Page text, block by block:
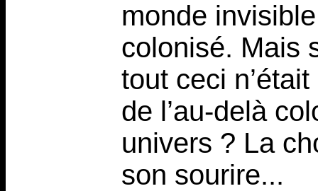
monde
colonisé. Mais
tout ceci
de l’au-delà
univers ? La
son sourire...